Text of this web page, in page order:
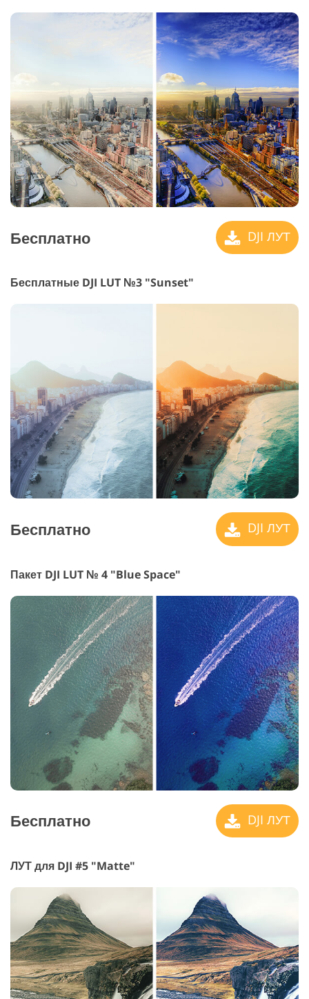
Бесплатно DJI ЛУТ
Бесплатные DJI LUT №3 "Sunset"
Бесплатно DJI ЛУТ
Пакет DJI LUT № 4 "Blue Space"
Бесплатно DJI ЛУТ
ЛУТ для DJI #5 "Matte"